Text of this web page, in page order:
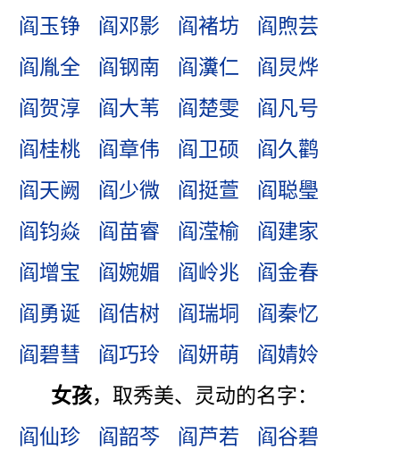
阎玉铮
阎邓影 阎褚坊
阎煦芸
阎胤全
阎钢南 阎瀵仁
阎炅烨
阎贺淳
阎大苇 阎楚雯
阎凡号
阎桂桃
阎章伟 阎卫硕
阎久鹳
阎天阙
阎少微 阎挺萱
阎聪璺
阎钧焱
阎苗睿 阎滢榆
阎建家
阎增宝
阎婉媚 阎岭兆
阎金春
阎勇诞
阎佶树 阎瑞垌
阎秦忆
阎碧彗
阎巧玲 阎妍萌
阎婧姈
女孩，取秀美、灵动的名字：
阎仙珍
阎韶芩 阎芦若
阎谷碧